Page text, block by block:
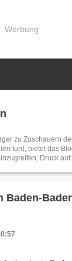
Werbung
zu Zuschauern
tun), bietet das
Druck
indem sie bei
Baden-